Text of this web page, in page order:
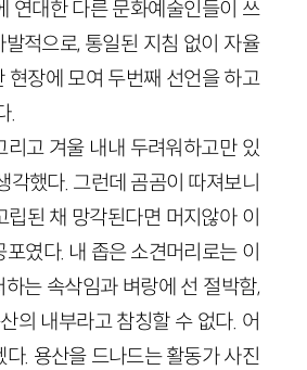
연대한 다른 문화예술인들이 쓰
적으로, 통일된 지침 없이 자율
현장에 모여 두번째 선언을 하고
.
고 겨울 내내 두려워하고만 있
했다. 그런데 곰곰이 따져보니
된 채 망각된다면 머지않아 이
였다. 내 좁은 소견머리로는 이
는 속삭임과 벼랑에 선 절박함,
의 내부라고 참칭할 수 없다. 어
. 용산을 드나드는 활동가 사진